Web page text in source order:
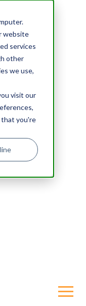
website
services
other
we use,
visit our
that you're